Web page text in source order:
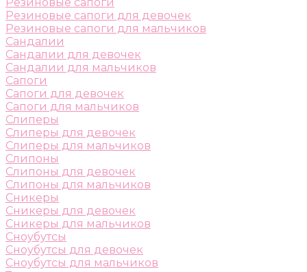
Резиновые сапоги для девочек
Резиновые сапоги для мальчиков
Сандалии
Сандалии для девочек
Сандалии для мальчиков
Сапоги
Сапоги для девочек
Сапоги для мальчиков
Слиперы
Слиперы для девочек
Слиперы для мальчиков
Слипоны
Слипоны для девочек
Слипоны для мальчиков
Сникеры
Сникеры для девочек
Сникеры для мальчиков
Сноубутсы
Сноубутсы для девочек
Сноубутсы для мальчиков